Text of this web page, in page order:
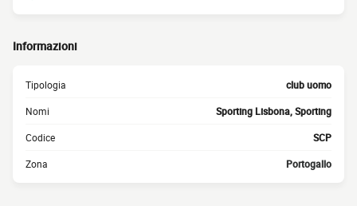
Informazioni
Tipologia club uomo
Nomi Sporting Lisbona, Sporting
Codice SCP
Zona Portogallo